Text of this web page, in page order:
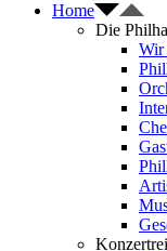
Home
Die
Wir